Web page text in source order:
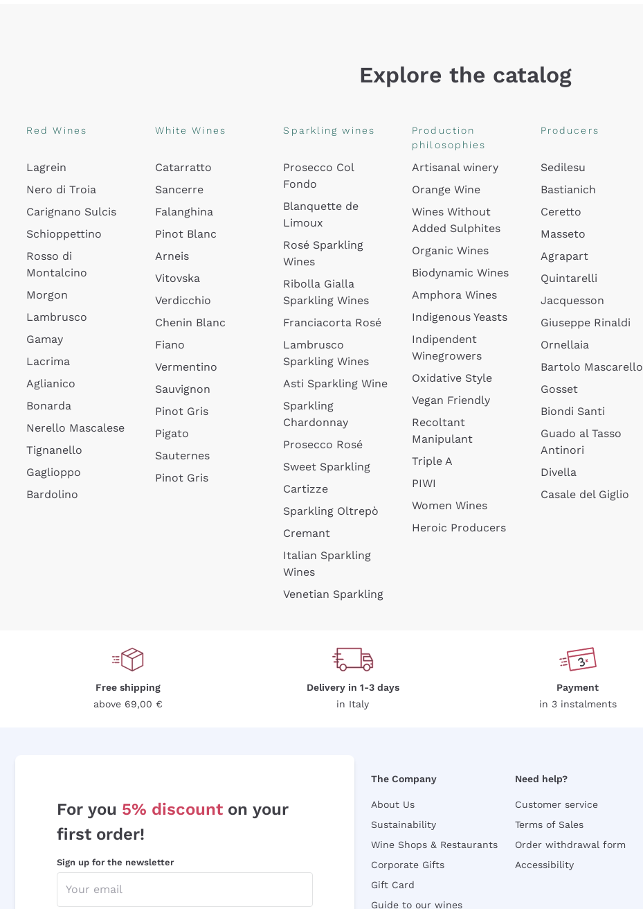
Explore the catalog
Red Wines
Lagrein
Nero di Troia
Carignano Sulcis
Schioppettino
Rosso di
Montalcino
Morgon
Lambrusco
Gamay
Lacrima
Aglianico
Bonarda
Nerello Mascalese
Tignanello
Gaglioppo
Bardolino
White Wines
Catarratto
Sancerre
Falanghina
Pinot Blanc
Arneis
Vitovska
Verdicchio
Chenin Blanc
Fiano
Vermentino
Sauvignon
Pinot Gris
Pigato
Sauternes
Pinot Gris
Sparkling wines
Prosecco Col
Fondo
Blanquette de
Limoux
Rosé Sparkling
Wines
Ribolla Gialla
Sparkling Wines
Franciacorta Rosé
Lambrusco
Sparkling Wines
Asti Sparkling Wine
Sparkling
Chardonnay
Prosecco Rosé
Sweet Sparkling
Cartizze
Sparkling Oltrepò
Cremant
Italian Sparkling
Wines
Venetian Sparkling
Production
philosophies
Artisanal winery
Orange Wine
Wines Without
Added Sulphites
Organic Wines
Biodynamic Wines
Amphora Wines
Indigenous Yeasts
Indipendent
Winegrowers
Oxidative Style
Vegan Friendly
Recoltant
Manipulant
Triple A
PIWI
Women Wines
Heroic Producers
Producers
Sedilesu
Bastianich
Ceretto
Masseto
Agrapart
Quintarelli
Jacquesson
Giuseppe Rinaldi
Ornellaia
Bartolo Mascarello
Gosset
Biondi Santi
Guado al Tasso
Antinori
Divella
Casale del Giglio
Free shipping
above 69,00 €
Delivery in 1-3 days
in Italy
Payment
in 3 instalments
For you 5% discount on your
first order!
Sign up for the newsletter
The Company
About Us
Sustainability
Wine Shops & Restaurants
Corporate Gifts
Gift Card
Guide to our wines
Need help?
Customer service
Terms of Sales
Order withdrawal form
Accessibility